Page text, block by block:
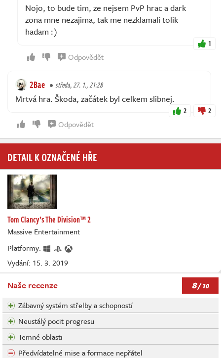
Nojo, to bude tim, ze nejsem PvP hrac a dark
zona mne nezajima, tak me nezklamali tolik
hadam :)
1
Odpovědět
2Bae středa, 27. 1., 21:28
Mrtvá hra. Škoda, začátek byl celkem slibnej.
2 2
Odpovědět
DETAIL K OZNAČENÉ HŘE
Tom Clancy’s The Division™ 2
Massive Entertainment
Platformy:
Vydání: 15. 3. 2019
Naše recenze 8/ 10
Zábavný systém střelby a schopností
Neustálý pocit progresu
Temné oblasti
Předvídatelné mise a formace nepřátel